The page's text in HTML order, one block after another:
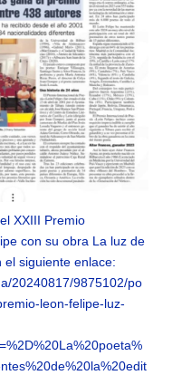
XXIII Premio
con su obra La luz de
el siguiente enlace:
20240817/9875102/po
leon-felipe-luz-